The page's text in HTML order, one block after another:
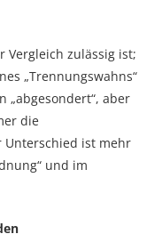
Vergleich zulässig ist;
„Trennungswahns“
„abgesondert“, aber
die
Unterschied ist mehr
und im